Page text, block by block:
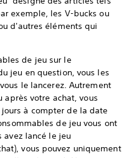
exemple, les V-bucks ou
d'autres éléments qui
de jeu sur le
jeu en question, vous les
le lancerez. Autrement
après votre achat, vous
à compter de la date
de jeu vous ont
avez lancé le jeu
vous pouvez uniquement